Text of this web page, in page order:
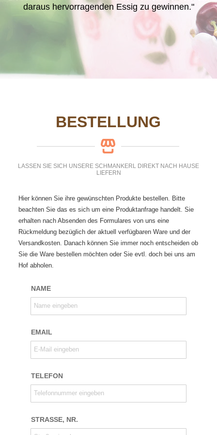
daraus hervorragenden Essig zu gewinnen."
BESTELLUNG
LASSEN SIE SICH UNSERE SCHMANKERL DIREKT NACH HAUSE
LIEFERN
Hier können Sie ihre gewünschten Produkte bestellen. Bitte
beachten Sie das es sich um eine Produktanfrage handelt. Sie
erhalten nach Absenden des Formulares von uns eine
Rückmeldung bezüglich der aktuell verfügbaren Ware und der
Versandkosten. Danach können Sie immer noch entscheiden ob
Sie die Ware bestellen möchten oder Sie evtl. doch bei uns am
Hof abholen.
NAME
Name eingeben
EMAIL
E-Mail eingeben
TELEFON
Telefonnummer eingeben
STRASSE, NR.